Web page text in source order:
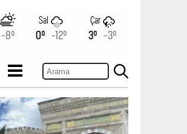
-8°
Sal
0° -12°
Çar
3° -3°